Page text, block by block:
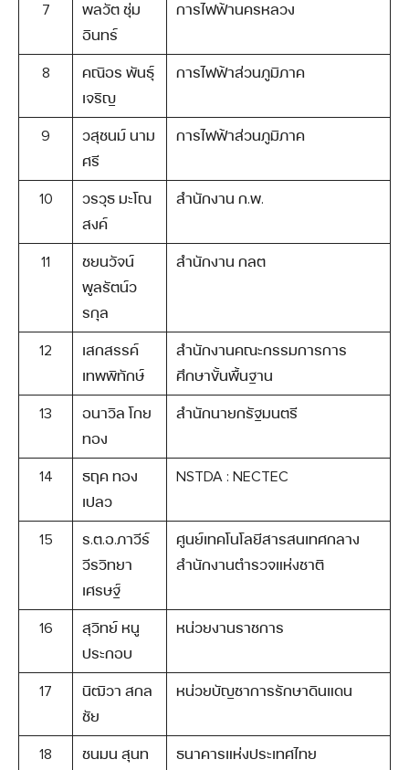
7
พลวัต ชุ่ม
อินทร์
การไฟฟ้านครหลวง
8
คณิอร พันธุ์
เจริญ
การไฟฟ้าส่วนภูมิภาค
9
วสุชนม์ นาม
ศรี
การไฟฟ้าส่วนภูมิภาค
10
วรวุธ มะโณ
สงค์
สำนักงาน ก.พ.
11
ชยนวัจน์
พูลรัตน์ว
รกุล
สำนักงาน กลต
12
เสกสรรค์
เทพพิทักษ์
สำนักงานคณะกรรมการการ
ศึกษาขั้นพื้นฐาน
13
อนาวิล โกย
ทอง
สำนักนายกรัฐมนตรี
14
ธฤค ทอง
เปลว
NSTDA : NECTEC
15
ร.ต.อ.ภาวีร์
วีรวิทยา
เศรษฐ์
ศูนย์เทคโนโลยีสารสนเทศกลาง
สำนักงานตำรวจแห่งชาติ
16
สุวิทย์ หนู
ประกอบ
หน่วยงานราชการ
17
นิฒิวา สกล
ชัย
หน่วยบัญชาการรักษาดินแดน
18
ชนมน สุนท
ธนาคารแห่งประเทศไทย